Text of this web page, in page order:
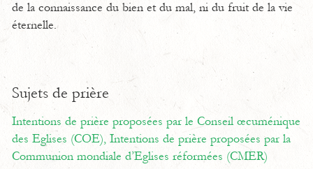
de la connaissance du bien et du mal, ni du fruit de la vie
éternelle.
Sujets de prière
Intentions de prière proposées par le Conseil œcuménique
des Eglises (COE), Intentions de prière proposées par la
Communion mondiale d’Eglises réformées (CMER)